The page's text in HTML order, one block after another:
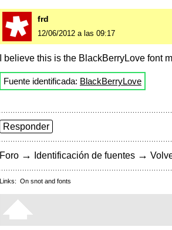
frd
12/06/2012 a las 09:17
I believe this is the BlackBerryLove font
Fuente identificada: BlackBerryLove
Responder
Foro → Identificación de fuentes →
Links: On snot and fonts